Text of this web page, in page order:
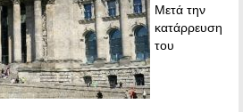
Μετά την
κατάρρευση
του